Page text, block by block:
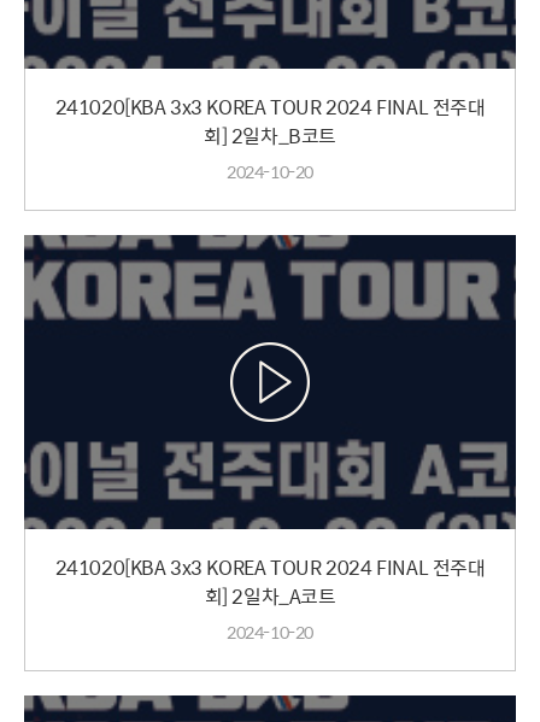
241020[KBA 3x3 KOREA TOUR 2024 FINAL 전주대
회] 2일차_B코트
2024-10-20
241020[KBA 3x3 KOREA TOUR 2024 FINAL 전주대
회] 2일차_A코트
2024-10-20